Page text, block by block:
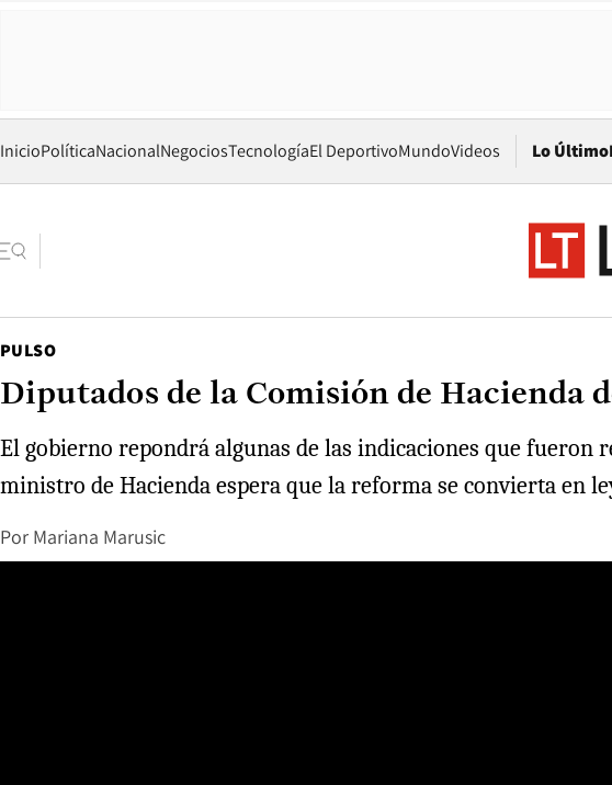
InicioPolíticaNacionalNegociosTecnologíaEl DeportivoMundoVideos Lo Último
PULSO
Diputados de la Comisión de Hacienda
El gobierno repondrá algunas de las indicaciones que fueron
ministro de Hacienda espera que la reforma se convierta en
Por Mariana Marusic